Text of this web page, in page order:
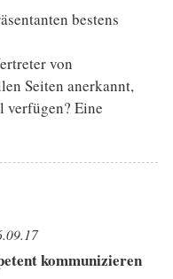
bestens
von
Seiten anerkannt,
verfügen? Eine
kommunizieren